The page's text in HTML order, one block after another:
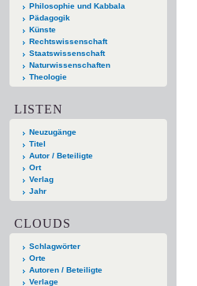
Philosophie und Kabbala
Pädagogik
Künste
Rechtswissenschaft
Staatswissenschaft
Naturwissenschaften
Theologie
LISTEN
Neuzugänge
Titel
Autor / Beteiligte
Ort
Verlag
Jahr
CLOUDS
Schlagwörter
Orte
Autoren / Beteiligte
Verlage